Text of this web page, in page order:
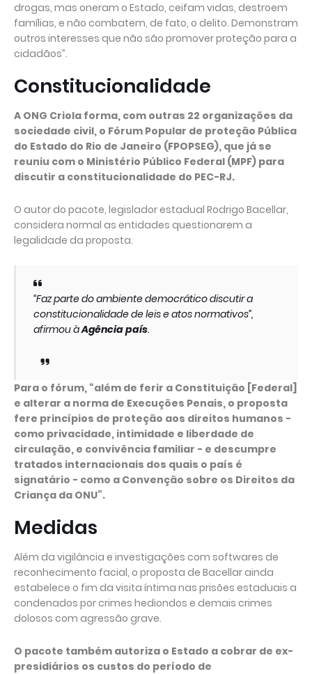
drogas, mas oneram o Estado, ceifam vidas, destroem
famílias, e não combatem, de fato, o delito. Demonstram
outros interesses que não são promover proteção para a
cidadãos”.
Constitucionalidade
A ONG Criola forma, com outras 22 organizações da
sociedade civil, o Fórum Popular de proteção Pública
do Estado do Rio de Janeiro (FPOPSEG), que já se
reuniu com o Ministério Público Federal (MPF) para
discutir a constitucionalidade do PEC-RJ.
O autor do pacote, legislador estadual Rodrigo Bacellar,
considera normal as entidades questionarem a
legalidade da proposta.
“Faz parte do ambiente democrático discutir a
constitucionalidade de leis e atos normativos”,
afirmou àAgência país.
Para o fórum, “além de ferir a Constituição [Federal]
e alterar a norma de Execuções Penais, o proposta
fere princípios de proteção aos direitos humanos -
como privacidade, intimidade e liberdade de
circulação, e convivência familiar - e descumpre
tratados internacionais dos quais o país é
signatário - como a Convenção sobre os Direitos da
Criança da ONU”.
Medidas
Além da vigilância e investigações com softwares de
reconhecimento facial, o proposta de Bacellar ainda
estabelece o fim da visita íntima nas prisões estaduais a
condenados por crimes hediondos e demais crimes
dolosos com agressão grave.
O pacote também autoriza o Estado a cobrar de ex-
presidiários os custos do período de